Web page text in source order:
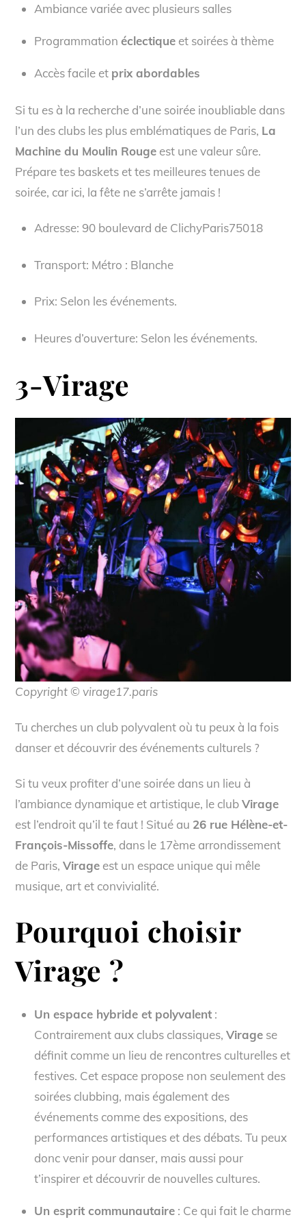
Ambiance variée avec plusieurs salles
Programmation éclectiqueet soirées à thème
Accès facile et prix abordables
Si tu es à la recherche d’une soirée inoubliable dans
l’un des clubs les plus emblématiques de Paris, La
Machine du Moulin Rouge est une valeur sûre.
Prépare tes baskets et tes meilleures tenues de
soirée, car ici, la fête ne s’arrête jamais !
Adresse: 90 boulevard de ClichyParis75018
Transport: Métro : Blanche
Prix: Selon les événements.
Heures d’ouverture: Selon les événements.
3-Virage
Copyright © virage17.paris
Tu cherches un club polyvalent où tu peux à la fois
danser et découvrir des événements culturels ?
Si tu veux profiter d’une soirée dans un lieu à
l’ambiance dynamique et artistique, le clubVirage
est l’endroit qu’il te faut ! Situé au 26 rue Hélène-et-
François-Missoffe, dans le 17ème arrondissement
de Paris,Virage est un espace unique qui mêle
musique, art et convivialité.
Pourquoi choisir
Virage ?
Un espace hybride et polyvalent:
Contrairement aux clubs classiques, Viragese
définit comme un lieu de rencontres culturelles et
festives. Cet espace propose non seulement des
soirées clubbing, mais également des
événements comme des expositions, des
performances artistiques et des débats. Tu peux
donc venir pour danser, mais aussi pour
t’inspirer et découvrir de nouvelles cultures.
Un esprit communautaire: Ce qui fait le charme